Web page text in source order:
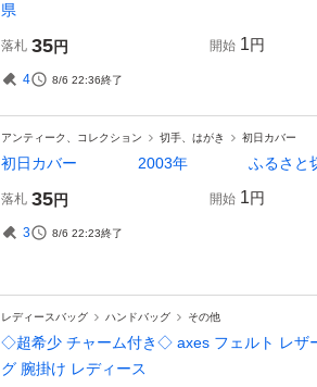
県
落札 35円 開始 1円
4 8/6 22:36終了
アンティーク、コレクション 切手、はがき 初日カバー
初日カバー 2003年 ふるさと
落札 35円 開始 1円
3 8/6 22:23終了
レディースバッグ ハンドバッグ その他
◇超希少 チャーム付き◇ axes フェルト レザ
グ 腕掛け レディース